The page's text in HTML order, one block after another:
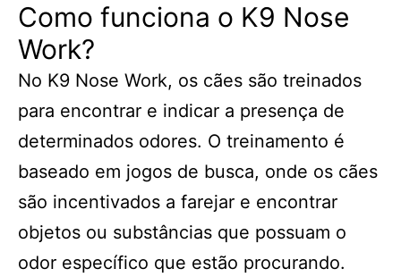
Como funciona o K9 Nose
Work?
No K9 Nose Work, os cães são treinados
para encontrar e indicar a presença de
determinados odores. O treinamento é
baseado em jogos de busca, onde os cães
são incentivados a farejar e encontrar
objetos ou substâncias que possuam o
odor específico que estão procurando.